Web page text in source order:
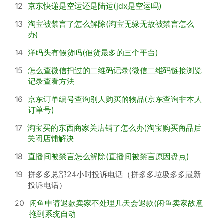
12 京东快递是空运还是陆运(jdx是空运吗)
13 淘宝被禁言了怎么解除(淘宝无缘无故被禁言怎么
办)
14 洋码头有假货吗(假货最多的三个平台)
15 怎么查微信扫过的二维码记录(微信二维码链接浏览
记录查看方法
16 京东订单编号查询别人购买的物品(京东查询非本人
订单号)
17 淘宝买的东西商家关店铺了怎么办(淘宝购买商品后
关闭店铺解决
18 直播间被禁言怎么解除(直播间被禁言原因盘点)
19 拼多多总部24小时投诉电话（拼多多垃圾多多最新
投诉电话）
20 闲鱼申请退款卖家不处理几天会退款(闲鱼卖家故意
拖到系统自动